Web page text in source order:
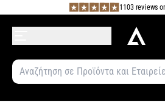
1103 reviews